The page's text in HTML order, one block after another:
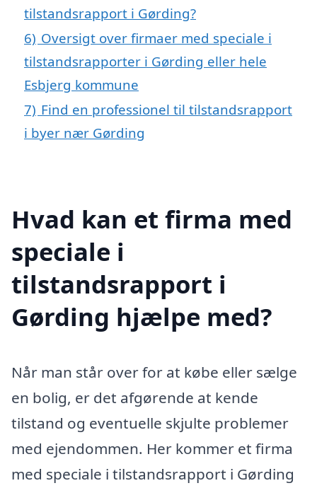
tilstandsrapport i Gørding?
6) Oversigt over firmaer med speciale i
tilstandsrapporter i Gørding eller hele
Esbjerg kommune
7) Find en professionel til tilstandsrapport
i byer nær Gørding
Hvad kan et firma med
speciale i
tilstandsrapport i
Gørding hjælpe med?
Når man står over for at købe eller sælge
en bolig, er det afgørende at kende
tilstand og eventuelle skjulte problemer
med ejendommen. Her kommer et firma
med speciale i tilstandsrapport i Gørding